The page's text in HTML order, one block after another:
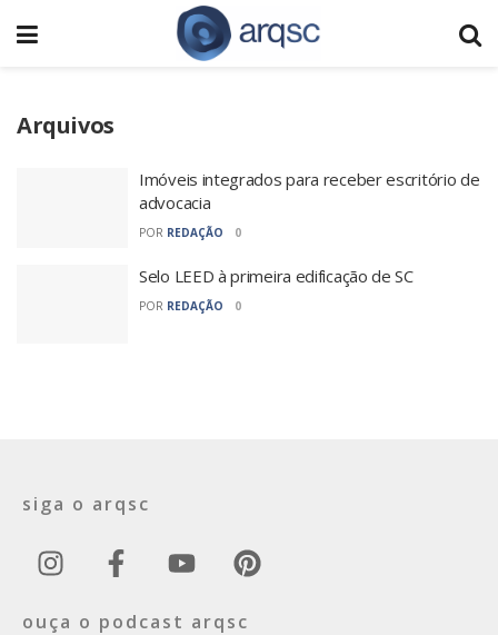
Arquivos
Imóveis integrados para receber escritório de
advocacia
POR REDAÇÃO 0
Selo LEED à primeira edificação de SC
POR REDAÇÃO 0
siga o arqsc
ouça o podcast arqsc